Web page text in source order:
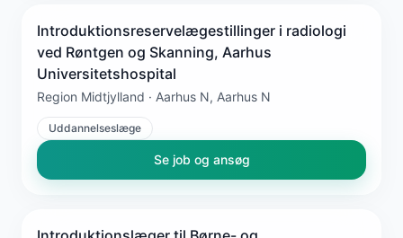
Introduktionsreservelægestillinger i radiologi
ved Røntgen og Skanning, Aarhus
Universitetshospital
Region Midtjylland · Aarhus N, Aarhus N
Uddannelseslæge
Se job og ansøg